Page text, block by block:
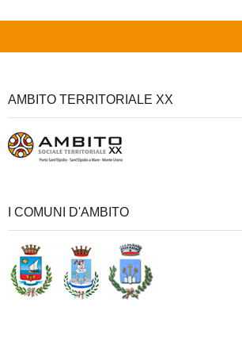
AMBITO TERRITORIALE XX
I COMUNI D'AMBITO